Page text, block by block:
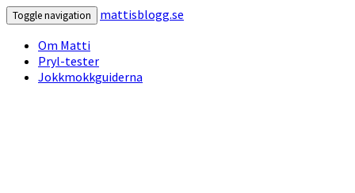
Toggle navigation
mattisblogg.se
Om Matti
Pryl-tester
Jokkmokkguiderna